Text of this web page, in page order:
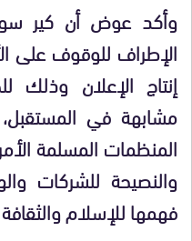
وأكد عوض أن كير
الإطراف للوقوف على
إنتاج الإعلان وذلك
مشابهة في
المنظمات المسلمة
والنصيحة للشركات
فهمها للإسلام